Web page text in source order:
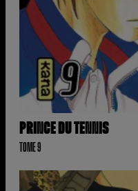
PRINCE DU TENNIS
TOME 9